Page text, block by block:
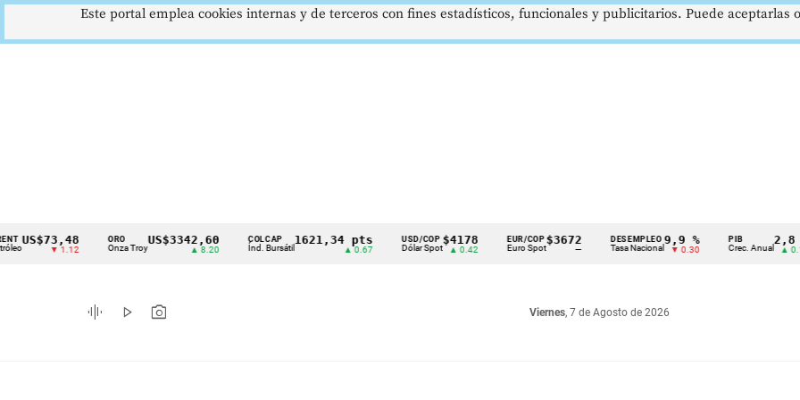
Cintillo
indicadores
económicos
▼ 1.12
ORO
Onza Troy
US$3342,60 COLCAP
Índ. Bursátil
1621,34 pts USD/COP
Dólar Spot
$4178
▲ 0.42
EUR/COP
Euro Spot
$3672
—
DESEMPLEO
Tasa Nacional
9,9 %
▼ 0.30
PIB
Crec. Anual
2,8 %
▲ 0.10
graphic_eq play_arrow photo_camera Viernes, 7 de Agosto de 2026
Este portal emplea cookies internas y de terceros con fines estadísticos, funcionales y publicitarios. Puede aceptarlas